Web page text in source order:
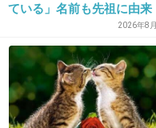
21. 匿名2018/12/28(金) 19:29:55
300万の方が乗りや
ている」名前も先祖に由来
2026年8